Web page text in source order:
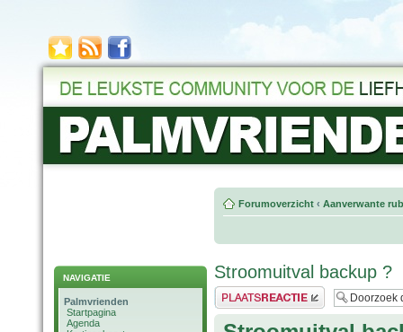
NAVIGATIE
Palmvrienden
Startpagina
Agenda
Forumoverzicht ‹ Aanverwante
Stroomuitval backup ?
Plaats een reactie